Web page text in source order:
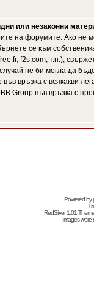
или незаконни
на форумите. Ако не
се към
f2s.com, т.н.),
не би могла да
връзка с всякакви
Group във връзка с
Powered by
RedSilver 1.01
Images were